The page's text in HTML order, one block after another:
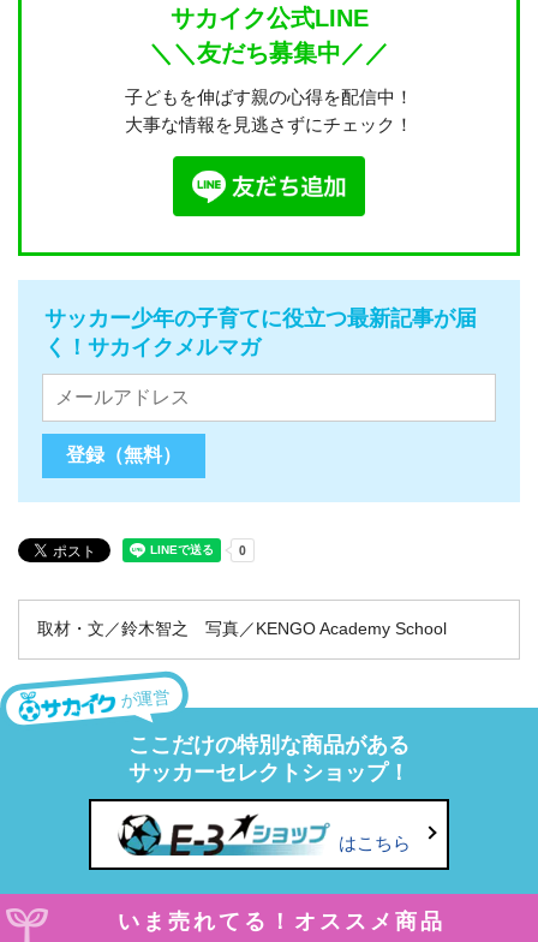
サカイク公式LINE
＼＼友だち募集中／／
子どもを伸ばす親の心得を配信中！
大事な情報を見逃さずにチェック！
サッカー少年の子育てに役立つ最新記事が届
く！サカイクメルマガ
取材・文／鈴木智之 写真／KENGO Academy School
が運営
ここだけの特別な商品がある
サッカーセレクトショップ！
はこちら
いま売れてる！オススメ商品